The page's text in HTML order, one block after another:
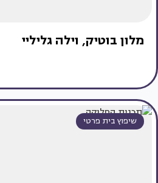
מלון בוטיק, וילה גליליי
שיפוץ בית פרטי